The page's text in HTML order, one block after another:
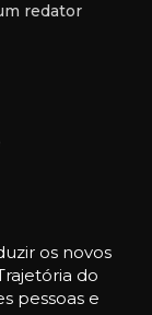
redator
os novos
do
pessoas e